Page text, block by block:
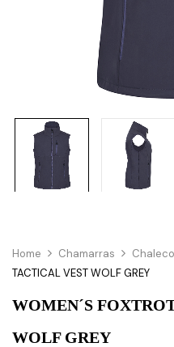
Home Chamarras Chaleco
TACTICAL VEST WOLF GREY
WOMEN´S
WOLF GREY